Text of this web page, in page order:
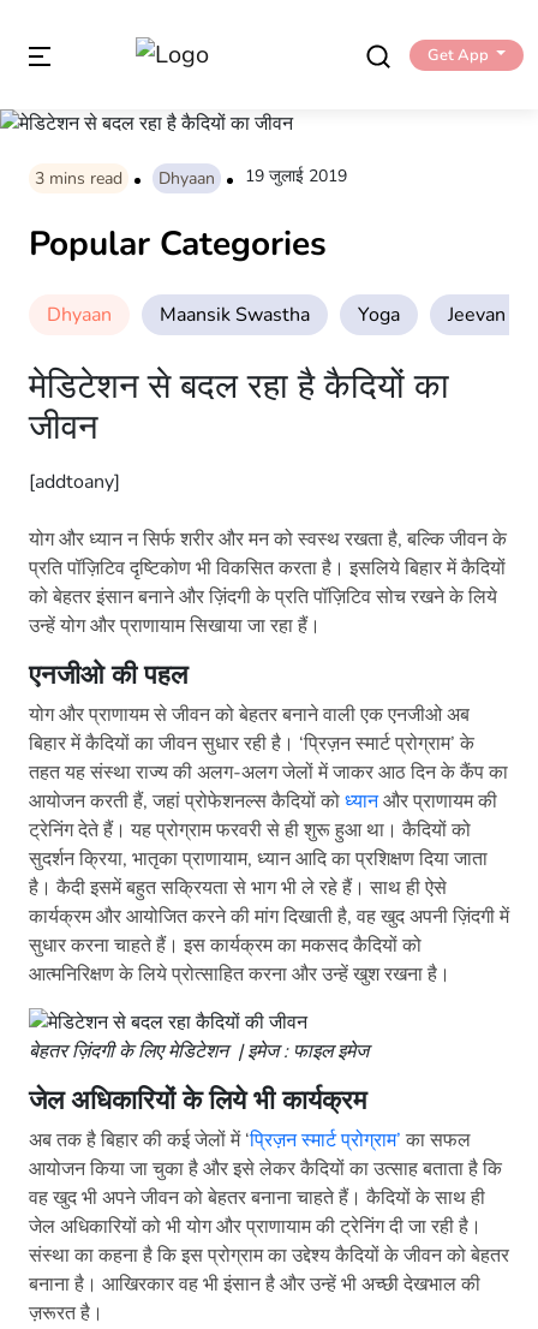
Get App
3 mins read Dhyaan 19 जुलाई 2019
Popular Categories
Dhyaan Maansik Swastha Yoga Jeevan
मेडिटेशन से बदल रहा है कैदियों का
जीवन
[addtoany]
योग और ध्यान न सिर्फ शरीर और मन को स्वस्थ रखता है, बल्कि जीवन के
प्रति पॉज़िटिव दृष्टिकोण भी विकसित करता है। इसलिये बिहार में कैदियों
को बेहतर इंसान बनाने और ज़िंदगी के प्रति पॉज़िटिव सोच रखने के लिये
उन्हें योग और प्राणायाम सिखाया जा रहा हैं।
एनजीओ की पहल
योग और प्राणायम से जीवन को बेहतर बनाने वाली एक एनजीओ अब
बिहार में कैदियों का जीवन सुधार रही है। ‘प्रिज़न स्मार्ट प्रोग्राम’ के
तहत यह संस्था राज्य की अलग-अलग जेलों में जाकर आठ दिन के कैंप का
आयोजन करती हैं, जहां प्रोफेशनल्स कैदियों कोध्यानऔर प्राणायम की
ट्रेनिंग देते हैं। यह प्रोग्राम फरवरी से ही शुरू हुआ था। कैदियों को
सुदर्शन क्रिया, भातृका प्राणायाम, ध्यान आदि का प्रशिक्षण दिया जाता
है। कैदी इसमें बहुत सक्रियता से भाग भी ले रहे हैं। साथ ही ऐसे
कार्यक्रम और आयोजित करने की मांग दिखाती है, वह खुद अपनी ज़िंदगी में
सुधार करना चाहते हैं। इस कार्यक्रम का मकसद कैदियों को
आत्मनिरिक्षण के लिये प्रोत्साहित करना और उन्हें खुश रखना है।
बेहतर ज़िंदगी के लिए मेडिटेशन | इमेज : फाइल इमेज
जेल अधिकारियों के लिये भी कार्यक्रम
अब तक है बिहार की कई जेलों में ‘प्रिज़न स्मार्ट प्रोग्राम’ का सफल
आयोजन किया जा चुका है और इसे लेकर कैदियों का उत्साह बताता है कि
वह खुद भी अपने जीवन को बेहतर बनाना चाहते हैं। कैदियों के साथ ही
जेल अधिकारियों को भी योग और प्राणायाम की ट्रेनिंग दी जा रही है।
संस्था का कहना है कि इस प्रोग्राम का उद्देश्य कैदियों के जीवन को बेहतर
बनाना है। आखिरकार वह भी इंसान है और उन्हें भी अच्छी देखभाल की
ज़रूरत है।